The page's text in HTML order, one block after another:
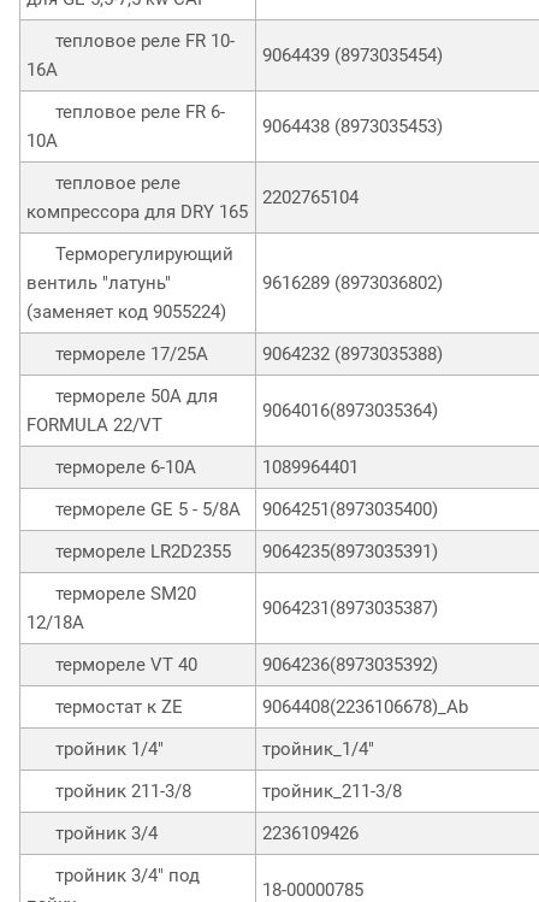
тепловое реле FR 10-
16A
9064439 (8973035454)
тепловое реле FR 6-
10A
9064438 (8973035453)
тепловое реле
компрессора для DRY 165
2202765104
Терморегулирующий
вентиль "латунь"
(заменяет код 9055224)
9616289 (8973036802)
термореле 17/25A
9064232 (8973035388)
термореле 50A для
FORMULA 22/VT
9064016(8973035364)
термореле 6-10A
1089964401
термореле GE 5 - 5/8A
9064251(8973035400)
термореле LR2D2355
9064235(8973035391)
термореле SM20
12/18A
9064231(8973035387)
термореле VT 40
9064236(8973035392)
термостат к ZE
9064408(2236106678)_Ab
тройник 1/4"
тройник_1/4"
тройник 211-3/8
тройник_211-3/8
тройник 3/4
2236109426
тройник 3/4" под
18-00000785